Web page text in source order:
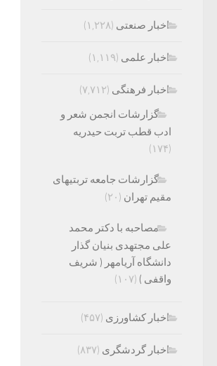
اخبار صنعتی (۱,۲۲۸)
اخبار علمی (۱,۱۱۹)
اخبار فرهنگی (۷,۷۱۲)
گزارشات انجمن شعر و
ادب قطب تربت حیدریه
(۱۷۴)
گزارشات جامعه تربتیهای
مقیم تهران (۲۰)
مصاحبه با دکتر محمد
علی مجتهدی بنیان گذار
دانشگاه آریامهر ( شریف
واقفی ) (۱۰۷)
اخبار کشاورزی (۴۵۷)
اخبار گردشگری (۸۳۷)